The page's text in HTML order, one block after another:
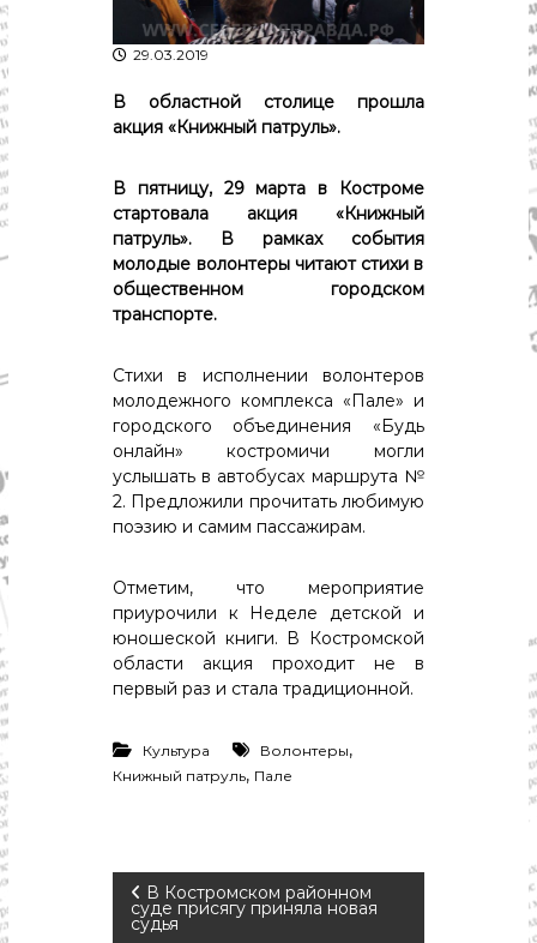
р
а
д
а
К
о
р
о
и
К
о
с
т
к
о
й
о
б
л
с
Н
о
в
о
и
,
и
29.03.2019
В областной столице прошла
акция «Книжный патруль».
В пятницу, 29 марта в Костроме
стартовала акция «Книжный
патруль».
В рамках события
молодые волонтеры читают стихи в
общественном городском
транспорте.
Стихи в исполнении волонтеров
молодежного комплекса «Пале» и
городского объединения «Будь
онлайн» костромичи могли
услышать в автобусах маршрута №
2. Предложили прочитать любимую
поэзию и самим пассажирам.
Отметим, что мероприятие
приурочили к Неделе детской и
юношеской книги. В Костромской
области акция проходит не в
первый раз и стала традиционной.
Культура Волонтеры,
Книжный патруль, Пале
Н В Костромском районном
суде присягу приняла новая
судья